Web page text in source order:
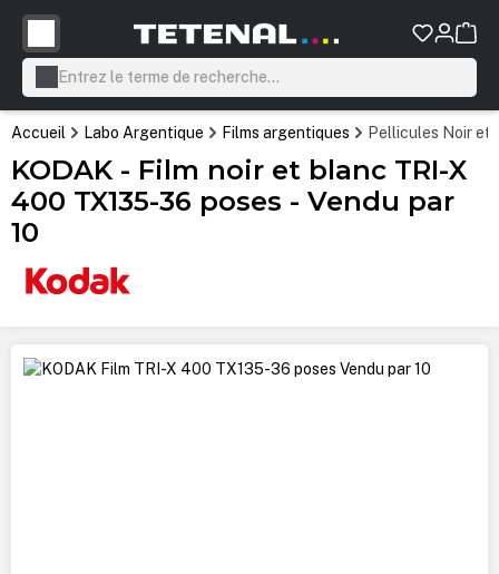
principal
Accueil Labo Argentique Films argentiques Pellicules Noir et
KODAK - Film noir et blanc TRI-X
400 TX135-36 poses - Vendu par
10
Ignorer la galerie d'images